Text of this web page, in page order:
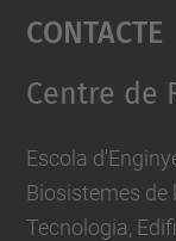
Contacte
Centre de
Escola
Biosistemes de
Tecnologia,